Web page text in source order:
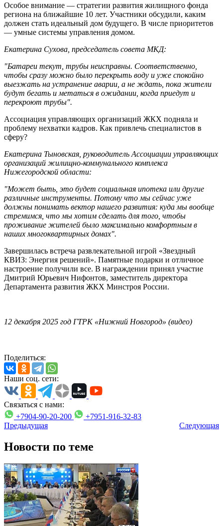
Особое внимание — стратегии развития жилищного фонда
региона на ближайшие 10 лет. Участники обсудили, каким
должен стать идеальный дом будущего. В числе приоритетов
— умные системы управления домом.
Екатерина Сухова, председатель совета МКД:
"Батареи текут, трубы неисправны. Соответственно,
чтобы сразу можно было перекрыть воду и уже спокойно
выезжать на устранение аварии, а не ждать, пока жители
будут бегать и метаться в ожидании, когда приедут и
перекроют трубы".
Ассоциация управляющих организаций ЖКХ подняла и
проблему нехватки кадров. Как привлечь специалистов в
сферу?
Екатерина Тыновская, руководитель Ассоциации управляющих
организаций жилищно-коммунального комплекса
Нижегородской области:
"Может быть, это будет социальная ипотека или другие
различные инструменты. Потому что мы сейчас уже
должны понимать вектор нашего развития: куда мы вообще
стремимся, что мы хотим сделать для того, чтобы
проживание жителей было максимально комфортным в
наших многоквартирных домах".
Завершилась встреча развлекательной игрой «Звездный
КВИЗ: Энергия решений». Памятные подарки и отличное
настроение получили все. В награждении принял участие
Дмитрий Юрьевич Нифонтов, заместитель директора
Департамента развития ЖКХ Минстроя России.
12 декабря 2025 год ГТРК «Нижний Новгород» (видео)
Поделиться:
Наши соц. сети:
Связаться с нами:
+7904-90-20-200
+7951-916-32-83
Предыдущая
Следующая
Новости по теме